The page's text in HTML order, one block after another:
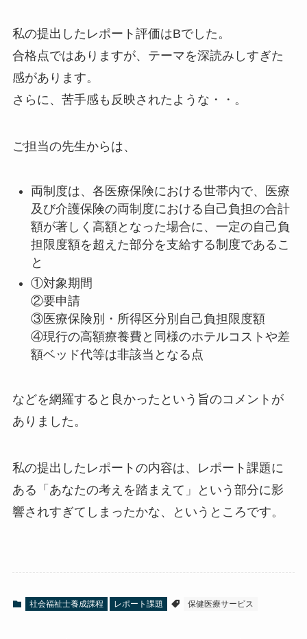
私の提出したレポート評価はBでした。
合格点ではありますが、テーマを深読みしすぎた
感があります。
さらに、苦手感も反映されたような・・。
ご担当の先生からは、
両制度は、各医療保険における世帯内で、医療
及び介護保険の両制度における自己負担の合計
額が著しく高額となった場合に、一定の自己負
担限度額を超えた部分を支給する制度であるこ
と
①対象期間
②要申請
③医療保険別・所得区分別自己負担限度額
④現行の高額療養費と同様のホテルコストや差
額ベッド代等は非該当となる点
などを網羅すると良かったという旨のコメントが
ありました。
私の提出したレポートの内容は、レポート課題に
ある「あなたの考えを踏まえて」という部分に影
響されすぎてしまったかな、というところです。
社会福祉士養成課程 レポート課題 保健医療サービス